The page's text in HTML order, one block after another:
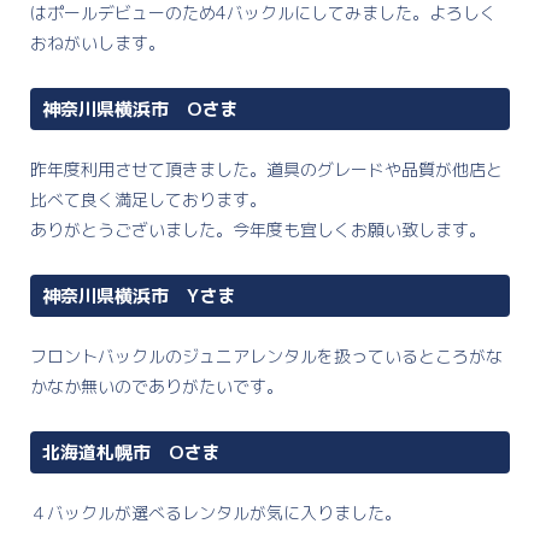
はポールデビューのため4バックルにしてみました。よろしく
おねがいします。
神奈川県横浜市 Oさま
昨年度利用させて頂きました。道具のグレードや品質が他店と
比べて良く満足しております。
ありがとうございました。今年度も宜しくお願い致します。
神奈川県横浜市 Yさま
フロントバックルのジュニアレンタルを扱っているところがな
かなか無いのでありがたいです。
北海道札幌市 Oさま
４バックルが選べるレンタルが気に入りました。